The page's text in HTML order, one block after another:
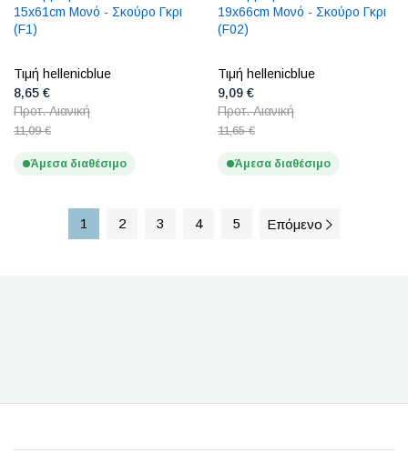
15x61cm Μονό - Σκούρο Γκρι
(F1)
Τιμή hellenicblue
8,65 €
Προτ. Λιανική
11,09 €
Άμεσα διαθέσιμο
19x66cm Μονό - Σκούρο Γκρι
(F02)
Τιμή hellenicblue
9,09 €
Προτ. Λιανική
11,65 €
Άμεσα διαθέσιμο
1 2 3 4 5 Επόμενο